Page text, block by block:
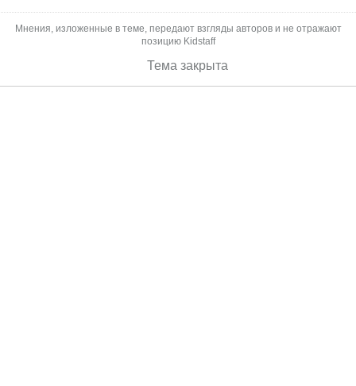
Мнения, изложенные в теме, передают взгляды авторов и не отражают
позицию Kidstaff
Тема закрыта